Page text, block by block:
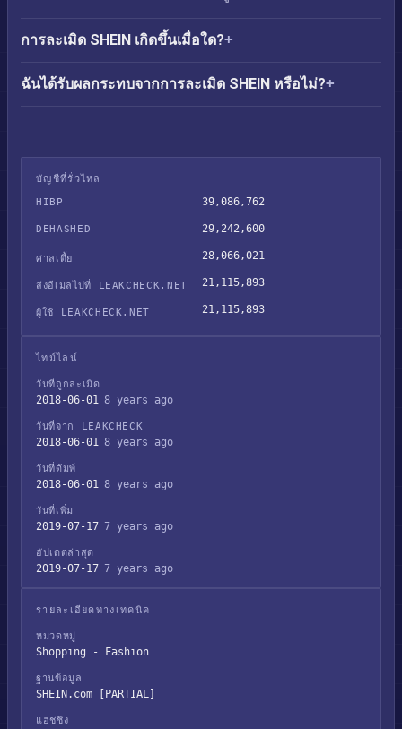
การละเมิด SHEIN เกิดขึ้นเมื่อใด?
ฉันได้รับผลกระทบจากการละเมิด SHEIN หรือไม่?
บัญชีที่รั่วไหล
HIBP
39,086,762
DEHASHED 29,242,600
ศาลเตี้ย 28,066,021
ส่งอีเมลไปที่ LEAKCHECK.NET 21,115,893
ผู้ใช้ LEAKCHECK.NET 21,115,893
ไทม์ไลน์
วันที่ถูกละเมิด
2018-06-01 8 years ago
วันที่จาก LEAKCHECK
2018-06-01 8 years ago
วันที่ดัมพ์
2018-06-01 8 years ago
วันที่เพิ่ม
2019-07-17 7 years ago
อัปเดตล่าสุด
2019-07-17 7 years ago
รายละเอียดทางเทคนิค
หมวดหมู่
Shopping - Fashion
ฐานข้อมูล
SHEIN.com [PARTIAL]
แฮชชิง